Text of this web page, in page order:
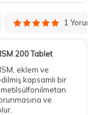
1 Yorum
200 Tablet
eklem ve
kapsamlı bir
ve